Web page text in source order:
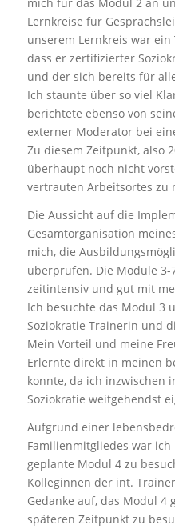
Lernkreise für
unserem Lernkreis war
dass er zertifizierter
und der sich bereits für
Ich staunte über so viel
berichtete ebenso von
externer Moderator bei
Zu diesem Zeitpunkt, also
überhaupt noch nicht
vertrauten Arbeitsortes zu
Die Aussicht auf die
Gesamtorganisation
mich, die
überprüfen. Die Module
zeitintensiv und gut mit
Ich besuchte das Modul 3
Soziokratie Trainerin und
Mein Vorteil und meine
Erlernte direkt in meinen
konnte, da ich inzwischen
Soziokratie weitgehendst
Aufgrund einer
Familienmitgliedes war ich
geplante Modul 4 zu
Kolleginnen der int.
Gedanke auf, das Modul 4
späteren Zeitpunkt zu